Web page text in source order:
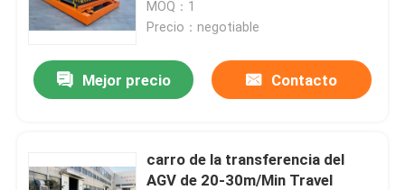
seguridad
MOQ：1
Precio：negotiable
Mejor precio Contacto
carro de la transferencia del
AGV de 20-30m/Min Travel